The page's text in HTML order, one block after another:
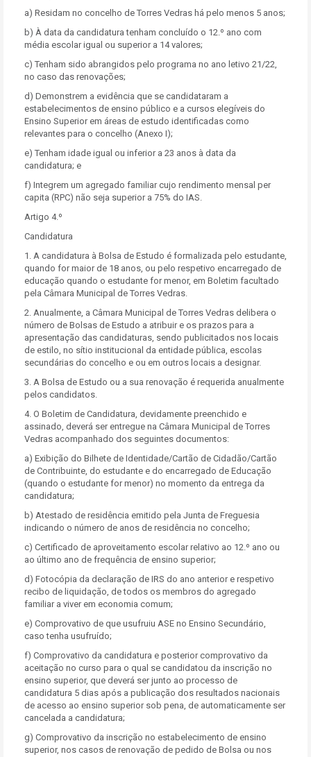
a) Residam no concelho de Torres Vedras há pelo menos 5 anos;
b) À data da candidatura tenham concluído o 12.º ano com
média escolar igual ou superior a 14 valores;
c) Tenham sido abrangidos pelo programa no ano letivo 21/22,
no caso das renovações;
d) Demonstrem a evidência que se candidataram a
estabelecimentos de ensino público e a cursos elegíveis do
Ensino Superior em áreas de estudo identificadas como
relevantes para o concelho (Anexo I);
e) Tenham idade igual ou inferior a 23 anos à data da
candidatura; e
f) Integrem um agregado familiar cujo rendimento mensal per
capita (RPC) não seja superior a 75% do IAS.
Artigo 4.º
Candidatura
1. A candidatura à Bolsa de Estudo é formalizada pelo estudante,
quando for maior de 18 anos, ou pelo respetivo encarregado de
educação quando o estudante for menor, em Boletim facultado
pela Câmara Municipal de Torres Vedras.
2. Anualmente, a Câmara Municipal de Torres Vedras delibera o
número de Bolsas de Estudo a atribuir e os prazos para a
apresentação das candidaturas, sendo publicitados nos locais
de estilo, no sítio institucional da entidade pública, escolas
secundárias do concelho e ou em outros locais a designar.
3. A Bolsa de Estudo ou a sua renovação é requerida anualmente
pelos candidatos.
4. O Boletim de Candidatura, devidamente preenchido e
assinado, deverá ser entregue na Câmara Municipal de Torres
Vedras acompanhado dos seguintes documentos:
a) Exibição do Bilhete de Identidade/Cartão de Cidadão/Cartão
de Contribuinte, do estudante e do encarregado de Educação
(quando o estudante for menor) no momento da entrega da
candidatura;
b) Atestado de residência emitido pela Junta de Freguesia
indicando o número de anos de residência no concelho;
c) Certificado de aproveitamento escolar relativo ao 12.º ano ou
ao último ano de frequência de ensino superior;
d) Fotocópia da declaração de IRS do ano anterior e respetivo
recibo de liquidação, de todos os membros do agregado
familiar a viver em economia comum;
e) Comprovativo de que usufruiu ASE no Ensino Secundário,
caso tenha usufruído;
f) Comprovativo da candidatura e posterior comprovativo da
aceitação no curso para o qual se candidatou da inscrição no
ensino superior, que deverá ser junto ao processo de
candidatura 5 dias após a publicação dos resultados nacionais
de acesso ao ensino superior sob pena, de automaticamente ser
cancelada a candidatura;
g) Comprovativo da inscrição no estabelecimento de ensino
superior, nos casos de renovação de pedido de Bolsa ou nos